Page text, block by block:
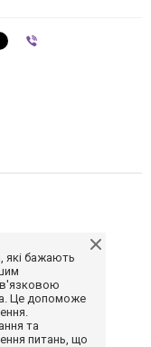
які бажають
Це допоможе
та
питань, що